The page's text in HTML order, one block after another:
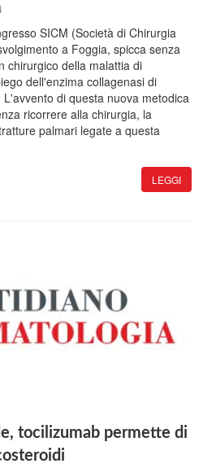
SICM (Società di Chirurgia
a Foggia, spicca senza
chirurgico della malattia di
dell'enzima collagenasi di
di questa nuova metodica
ricorrere alla chirurgia, la
palmari legate a questa
LEGGI
tocilizumab permette di